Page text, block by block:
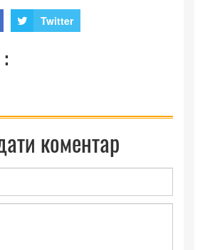
Twitter
коментар